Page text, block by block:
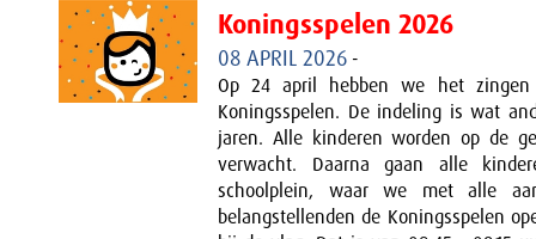
Koningsspelen 2026
08 APRIL 2026-
Op 24 april hebben we het
Koningsspelen. De indeling is wat
jaren. Alle kinderen worden op de
verwacht. Daarna gaan alle
schoolplein, waar we met alle
belangstellenden de Koningsspelen